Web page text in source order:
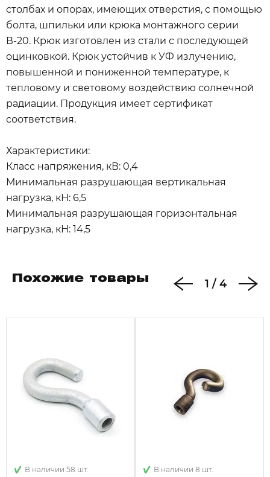
столбах и опорах, имеющих отверстия, с помощью
болта, шпильки или крюка монтажного серии
В-20. Крюк изготовлен из стали с последующей
оцинковкой. Крюк устойчив к УФ излучению,
повышенной и пониженной температуре, к
тепловому и световому воздействию солнечной
радиации. Продукция имеет сертификат
соответствия.
Характеристики:
Класс напряжения, кВ: 0,4
Минимальная разрушающая вертикальная
нагрузка, кН: 6,5
Минимальная разрушающая горизонтальная
нагрузка, кН: 14,5
Похожие товары 1 / 4
В наличии 58 шт. В наличии 8 шт.